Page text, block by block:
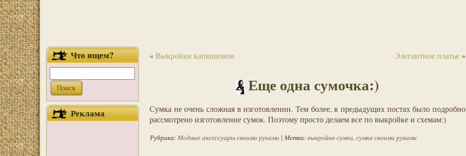
Что ищем?
Реклама
«Выкройки капюшонов Элегантное платье »
Еще одна сумочка:)
Сумка не очень сложная в изготовлении. Тем более, в предыдущих постах было подробно
рассмотрено изготовление сумок. Поэтому просто делаем все по выкройке и схемам:)
Рубрика:Модные аксессуары своими руками | Метки:выкройка сумки, сумка своими руками